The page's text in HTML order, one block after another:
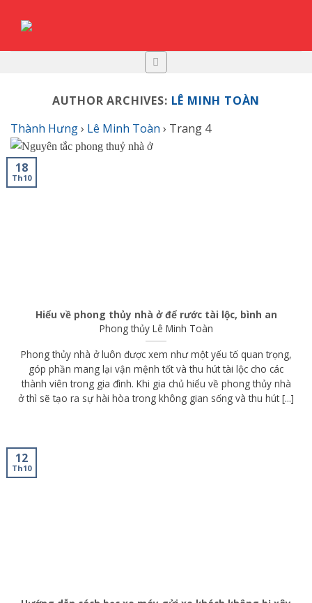
AUTHOR ARCHIVES: LÊ MINH TOÀN
Thành Hưng› Lê Minh Toàn › Trang 4
Hiểu về phong thủy nhà ở để rước tài lộc, bình an
Phong thủy Lê Minh Toàn
Phong thủy nhà ở luôn được xem như một yếu tố quan trọng,
góp phần mang lại vận mệnh tốt và thu hút tài lộc cho các
thành viên trong gia đình. Khi gia chủ hiểu về phong thủy nhà
ở thì sẽ tạo ra sự hài hòa trong không gian sống và thu hút [...]
18
Th10
12
Th10